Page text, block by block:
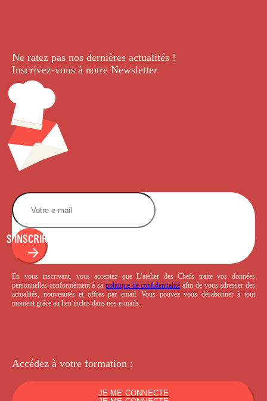
Ne ratez pas nos dernières actualités !
Inscrivez-vous à notre Newsletter.
S'INSCRIRE
En vous inscrivant, vous acceptez que L’atelier des Chefs traite vos données
personnelles conformément à sa politique de confidentialité afin de vous adresser des
actualités, nouveautés et offres par email. Vous pouvez vous désabonner à tout
moment grâce au lien inclus dans nos e-mails.
Accédez à votre formation :
JE ME CONNECTE